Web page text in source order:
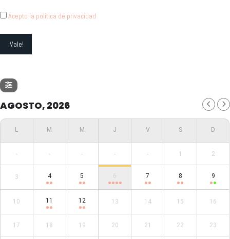
Acepto la política de privacidad
AGOSTO, 2026
- - - - - 1 2
3 4 5 6 7 8 9
10 11 12 13 14 15 16
17 18 19 20 21 22 23